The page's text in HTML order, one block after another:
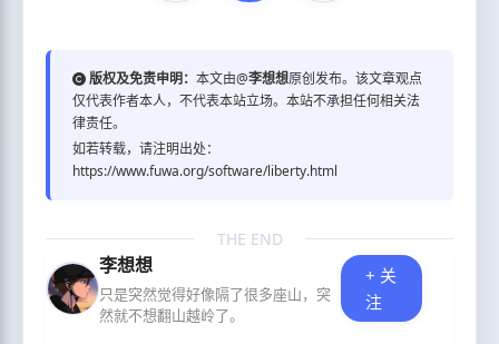
版权及免责申明： 本文由@李想想原创发布。该文章观点
仅代表作者本人，不代表本站立场。本站不承担任何相关法
律责任。
如若转载，请注明出处：
https://www.fuwa.org/software/liberty.html
THE END
李想想
只是突然觉得好像隔了很多座山，突
然就不想翻山越岭了。
+ 关
注